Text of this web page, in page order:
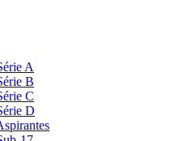
A
B
C
D